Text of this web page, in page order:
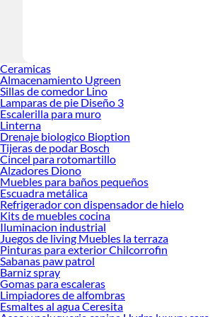
Ceramicas
Almacenamiento Ugreen
Sillas de comedor Lino
Lamparas de pie Diseño 3
Escalerilla para muro
Linterna
Drenaje biologico Bioption
Tijeras de podar Bosch
Cincel para rotomartillo
Alzadores Diono
Muebles para baños pequeños
Escuadra metálica
Refrigerador con dispensador de hielo
Kits de muebles cocina
Iluminacion industrial
Juegos de living Muebles la terraza
Pinturas para exterior Chilcorrofin
Sabanas paw patrol
Barniz spray
Gomas para escaleras
Limpiadores de alfombras
Esmaltes al agua Ceresita